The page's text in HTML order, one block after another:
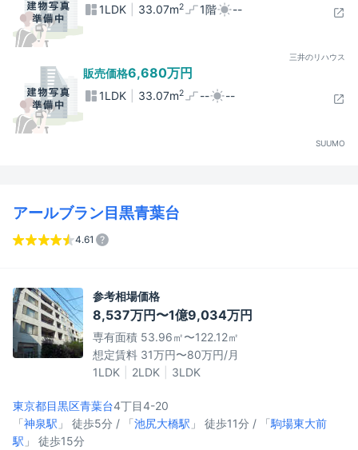
1LDK 33.07m2 1階 --
三井のリハウス
販売価格6,680万円
1LDK 33.07m2 -- --
SUUMO
アールブラン目黒青葉台
4.61
参考相場価格
8,537万円〜1億9,034万円
専有面積 53.96㎡〜122.12㎡
想定賃料 31万円〜80万円/月
1LDK
2LDK 3LDK
東京都目黒区青葉台4丁目4-20
「神泉駅 」 徒歩5分 / 「池尻大橋駅 」 徒歩11分 / 「駒場東大前
駅 」 徒歩15分